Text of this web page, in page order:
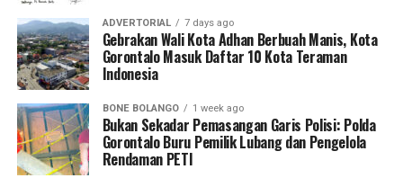
ADVERTORIAL 7 days ago
Gebrakan Wali Kota Adhan Berbuah Manis, Kota
Gorontalo Masuk Daftar 10 Kota Teraman
Indonesia
BONE BOLANGO 1 week ago
Bukan Sekadar Pemasangan Garis Polisi: Polda
Gorontalo Buru Pemilik Lubang dan Pengelola
Rendaman PETI